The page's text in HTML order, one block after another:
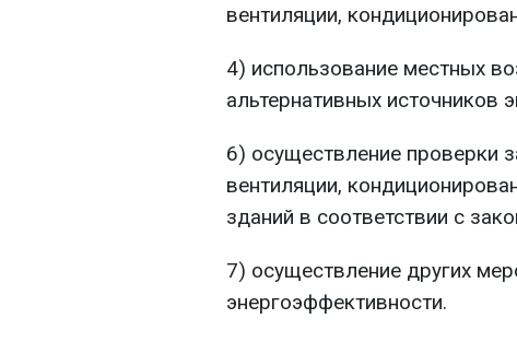
вентиляции,
4) использование местных
альтернативных источников
6) осуществление проверки
вентиляции,
зданий в соответствии с
7) осуществление других
энергоэффективности.